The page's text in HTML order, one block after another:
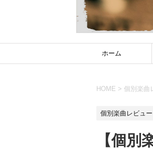
ホーム
HOME > 個別楽曲
個別楽曲レビュー
【個